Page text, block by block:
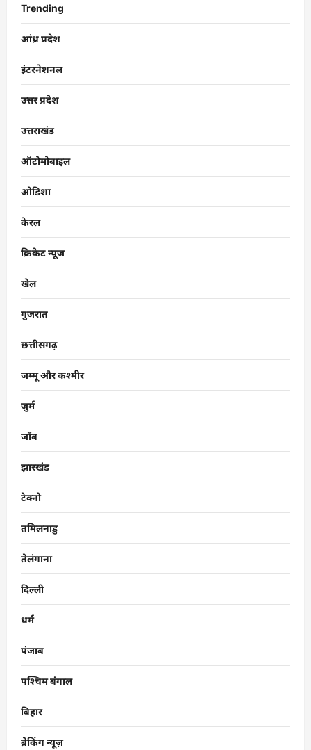
Trending
आंध्र प्रदेश
इंटरनेशनल
उत्तर प्रदेश
उत्तराखंड
ऑटोमोबाइल
ओडिशा
केरल
क्रिकेट न्यूज
खेल
गुजरात
छत्तीसगढ़
जम्मू और कश्मीर
जुर्म
जॉब
झारखंड
टेक्नो
तमिलनाडु
तेलंगाना
दिल्ली
धर्म
पंजाब
पश्चिम बंगाल
बिहार
ब्रेकिंग न्यूज़